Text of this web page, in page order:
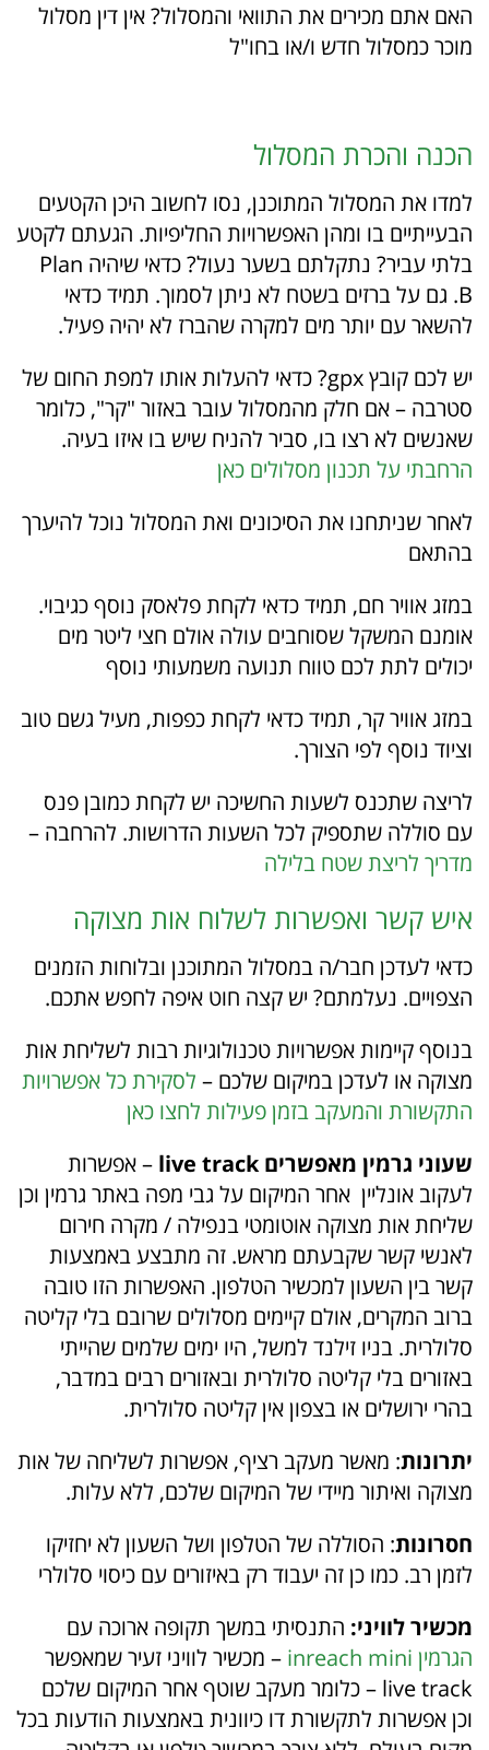
האם אתם מכירים את התוואי והמסלול? אין דין מסלול
מוכר כמסלול חדש ו/או בחו"ל
הכנה והכרת המסלול
למדו את המסלול המתוכנן, נסו לחשוב היכן הקטעים
הבעייתיים בו ומהן האפשרויות החליפיות. הגעתם לקטע
בלתי עביר? נתקלתם בשער נעול? כדאי שיהיה Plan
B. גם על ברזים בשטח לא ניתן לסמוך. תמיד כדאי
להשאר עם יותר מים למקרה שהברז לא יהיה פעיל.
יש לכם קובץ gpx? כדאי להעלות אותו למפת החום של
סטרבה – אם חלק מהמסלול עובר באזור "קר", כלומר
שאנשים לא רצו בו, סביר להניח שיש בו איזו בעיה.
הרחבתי על תכנון מסלולים כאן
לאחר שניתחנו את הסיכונים ואת המסלול נוכל להיערך
בהתאם
במזג אוויר חם, תמיד כדאי לקחת פלאסק נוסף כגיבוי.
אומנם המשקל שסוחבים עולה אולם חצי ליטר מים
יכולים לתת לכם טווח תנועה משמעותי נוסף
במזג אוויר קר, תמיד כדאי לקחת כפפות, מעיל גשם טוב
וציוד נוסף לפי הצורך.
לריצה שתכנס לשעות החשיכה יש לקחת כמובן פנס
עם סוללה שתספיק לכל השעות הדרושות. להרחבה –
מדריך לריצת שטח בלילה
איש קשר ואפשרות לשלוח אות מצוקה
כדאי לעדכן חבר/ה במסלול המתוכנן ובלוחות הזמנים
הצפויים. נעלמתם? יש קצה חוט איפה לחפש אתכם.
בנוסף קיימות אפשרויות טכנולוגיות רבות לשליחת אות
מצוקה או לעדכן במיקום שלכם – לסקירת כל אפשרויות
התקשורת והמעקב בזמן פעילות לחצו כאן
שעוני גרמין מאפשרים live track
– אפשרות
לעקוב אונליין אחר המיקום על גבי מפה באתר גרמין וכן
שליחת אות מצוקה אוטומטי בנפילה / מקרה חירום
לאנשי קשר שקבעתם מראש. זה מתבצע באמצעות
קשר בין השעון למכשיר הטלפון. האפשרות הזו טובה
ברוב המקרים, אולם קיימים מסלולים שרובם בלי קליטה
סלולרית. בניו זילנד למשל, היו ימים שלמים שהייתי
באזורים בלי קליטה סלולרית ובאזורים רבים במדבר,
בהרי ירושלים או בצפון אין קליטה סלולרית.
יתרונות: מאשר מעקב רציף, אפשרות לשליחה של אות
מצוקה ואיתור מיידי של המיקום שלכם, ללא עלות.
חסרונות: הסוללה של הטלפון ושל השעון לא יחזיקו
לזמן רב. כמו כן זה יעבוד רק באיזורים עם כיסוי סלולרי
מכשיר לוויני: התנסיתי במשך תקופה ארוכה עם
הגרמין inreach mini
– מכשיר לוויני זעיר שמאפשר
live track – כלומר מעקב שוטף אחר המיקום שלכם
וכן אפשרות לתקשורת דו כיוונית באמצעות הודעות בכל